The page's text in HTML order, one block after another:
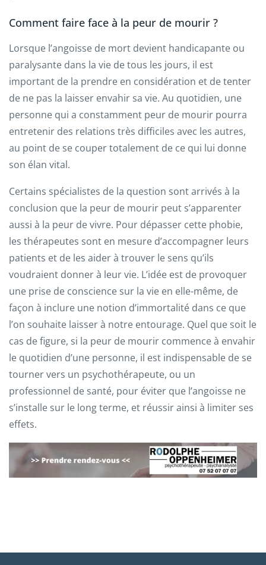
Comment faire face à la peur de mourir ?
Lorsque l’angoisse de mort devient handicapante ou
paralysante dans la vie de tous les jours, il est
important de la prendre en considération et de tenter
de ne pas la laisser envahir sa vie. Au quotidien, une
personne qui a constamment peur de mourir pourra
entretenir des relations très difficiles avec les autres,
au point de se couper totalement de ce qui lui donne
son élan vital.
Certains spécialistes de la question sont arrivés à la
conclusion que la peur de mourir peut s’apparenter
aussi à la peur de vivre. Pour dépasser cette phobie,
les thérapeutes sont en mesure d’accompagner leurs
patients et de les aider à trouver le sens qu’ils
voudraient donner à leur vie. L’idée est de provoquer
une prise de conscience sur la vie en elle-même, de
façon à inclure une notion d’immortalité dans ce que
l’on souhaite laisser à notre entourage. Quel que soit le
cas de figure, si la peur de mourir commence à envahir
le quotidien d’une personne, il est indispensable de se
tourner vers un psychothérapeute, ou un
professionnel de santé, pour éviter que l’angoisse ne
s’installe sur le long terme, et réussir ainsi à limiter ses
effets.